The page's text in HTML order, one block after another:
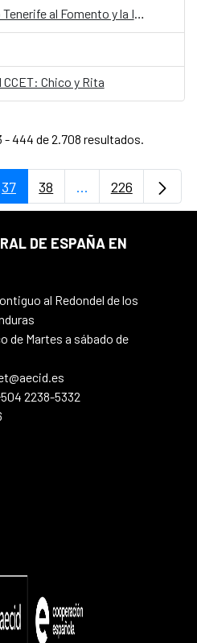
Convocatoria del Premio Tenerife al Fomento y la Investigación de la Artesanía de España y América
CCET: Chico y Rita
444 de 2.708 resultados.
Use TAB para
Página
37 Página
38 ...PáginasPágina
226
DE ESPAÑA EN
al Redondel de los
de Martes a sábado de
2238-5332